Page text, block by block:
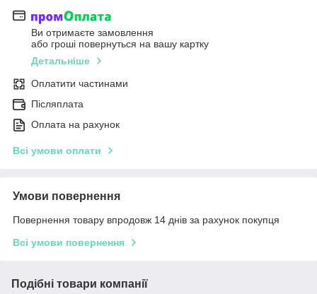
Ви отримаєте замовлення
або гроші повернуться на вашу картку
Детальніше
Оплатити частинами
Післяплата
Оплата на рахунок
Всі умови оплати
Умови повернення
Повернення товару впродовж 14 днів за рахунок покупця
Всі умови повернення
Подібні товари компанії